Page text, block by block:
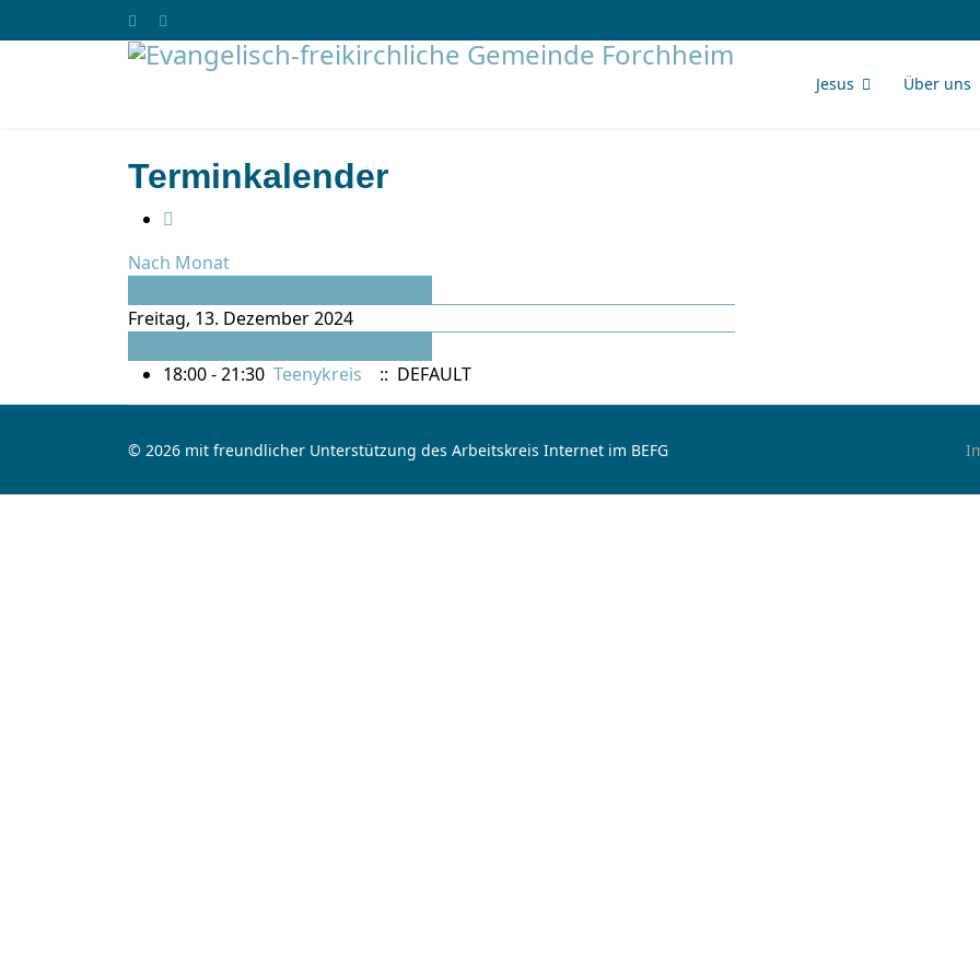
Jesus Über uns
Terminkalender
Nach Monat
Freitag, 13. Dezember 2024
18:00 - 21:30 Teenykreis :: DEFAULT
© 2026 mit freundlicher Unterstützung des Arbeitskreis Internet im BEFG